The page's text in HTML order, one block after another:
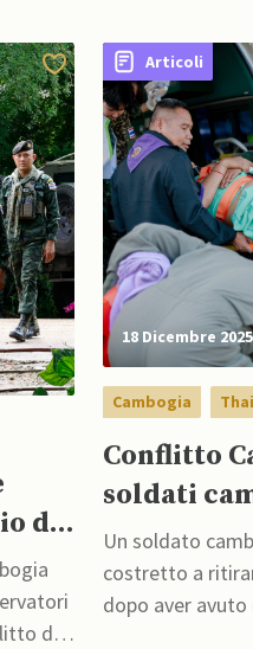
di
di
Articoli
18 Dicembre 2025
Cambogia
Conflitto
soldati
“gas
Un soldato
costretto a
dopo aver